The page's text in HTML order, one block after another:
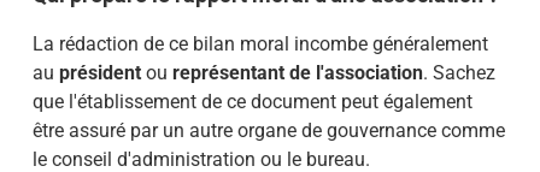
La rédaction de ce bilan moral incombe généralement
au présidentou représentant de l'association. Sachez
que l'établissement de ce document peut également
être assuré par un autre organe de gouvernance comme
le conseil d'administration ou le bureau.